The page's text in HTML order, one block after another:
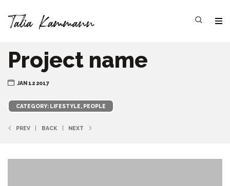
Project name
JAN 12 2017
CATEGORY: LIFESTYLE, PEOPLE
PREV BACK NEXT